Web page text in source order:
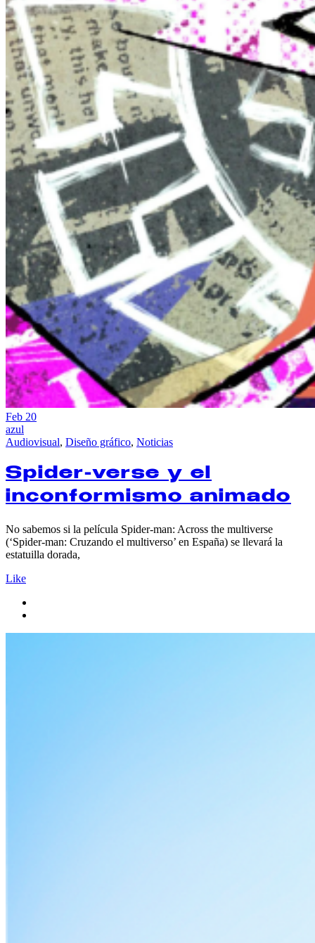
Feb 20
azul
Audiovisual, Diseño gráfico, Noticias
Spider-verse y el
inconformismo animado
No sabemos si la película Spider-man: Across the multiverse
(‘Spider-man: Cruzando el multiverso’ en España) se llevará la
estatuilla dorada,
Like